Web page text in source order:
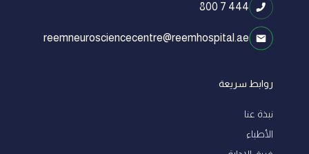
800 7 444
reemneurosciencecentre@reemhospital.ae
روابط سريعة
نبذة عنا
الأطباء